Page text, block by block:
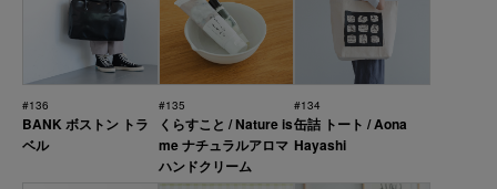
#136
BANK ボストン トラ
ベル
#135
くらすこと / Nature is
me ナチュラルアロマ
ハンドクリーム
#134
缶詰 トート / Aona
Hayashi